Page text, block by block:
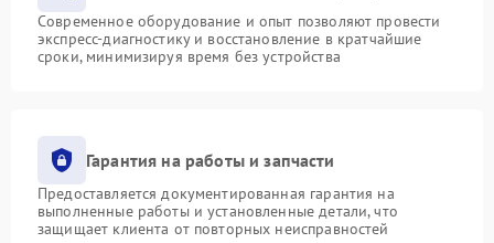
Современное оборудование и опыт позволяют провести
экспресс-диагностику и восстановление в кратчайшие
сроки, минимизируя время без устройства
Гарантия на работы и запчасти
Предоставляется документированная гарантия на
выполненные работы и установленные детали, что
защищает клиента от повторных неисправностей